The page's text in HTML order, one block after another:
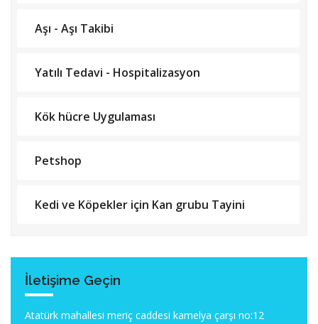
Aşı - Aşı Takibi
Yatılı Tedavi - Hospitalizasyon
Kök hücre Uygulaması
Petshop
Kedi ve Köpekler için Kan grubu Tayini
İletişime Geçin
Atatürk mahallesi meriç caddesi kamelya çarşı no:12